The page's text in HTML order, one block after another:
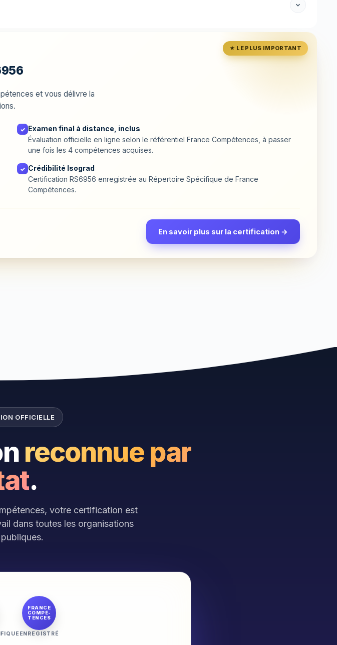
★ LE PLUS IMPORTANT
et vous délivre la
✓ Examen final à distance, inclus
Évaluation officielle en ligne selon le référentiel France Compétences, à passer
une fois les 4 compétences acquises.
✓ Crédibilité Isograd
Certification RS6956 enregistrée au Répertoire Spécifique de France
Compétences.
En savoir plus sur la certification →
OFFICIELLE
reconnue par
.
votre certification est
dans toutes les organisations
FRANCE
COMPÉ-
TENCES
ENREGISTRÉ